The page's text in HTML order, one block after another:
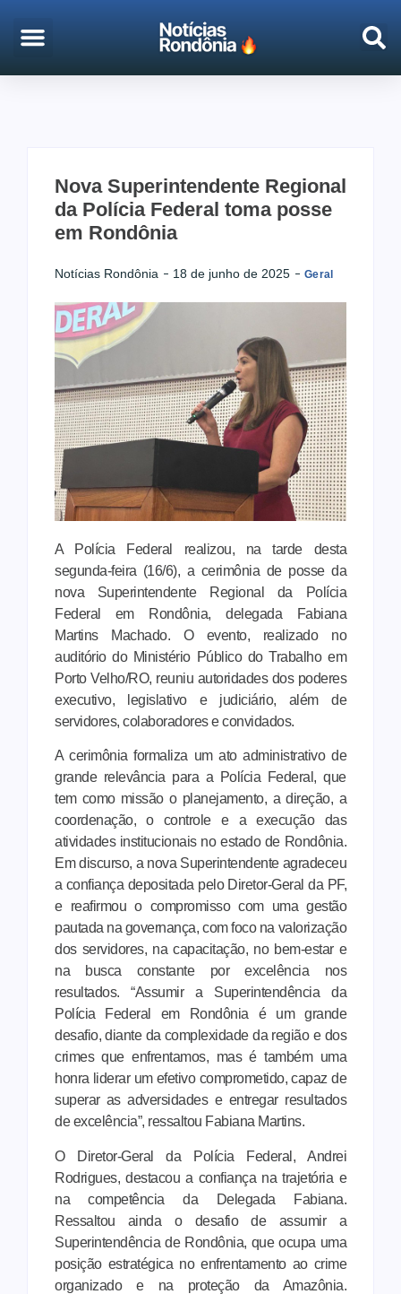
Nova Superintendente Regional
da Polícia Federal toma posse
em Rondônia
Notícias Rondônia 18 de junho de 2025 Geral
A Polícia Federal realizou, na tarde desta
segunda-feira (16/6), a cerimônia de posse da
nova Superintendente Regional da Polícia
Federal em
Rondônia, delegada Fabiana
Martins Machado. O evento, realizado no
auditório do Ministério Público do Trabalho em
Porto Velho/RO, reuniu autoridades dos poderes
executivo, legislativo e judiciário, além de
servidores, colaboradores e convidados.
A cerimônia formaliza um ato administrativo de
grande relevância para a Polícia Federal, que
tem como missão o planejamento, a direção, a
coordenação, o controle e a execução das
atividades institucionais no estado de Rondônia.
Em discurso, a nova Superintendente agradeceu
a confiança depositada pelo Diretor-Geral da PF,
e reafirmou o compromisso com uma gestão
pautada na governança, com foco na valorização
dos servidores, na capacitação, no bem-estar e
na busca constante por excelência nos
resultados. “Assumir a Superintendência da
Polícia Federal em
Rondônia é um grande
desafio, diante da complexidade da região e dos
crimes que enfrentamos, mas é também uma
honra liderar um efetivo comprometido, capaz de
superar as adversidades e entregar resultados
de excelência”, ressaltou Fabiana Martins.
O Diretor-Geral da Polícia Federal, Andrei
Rodrigues, destacou a confiança na trajetória e
na competência da Delegada Fabiana.
Ressaltou ainda o desafio de assumir a
Superintendência de Rondônia, que ocupa uma
posição estratégica no enfrentamento ao crime
organizado e na proteção da Amazônia.